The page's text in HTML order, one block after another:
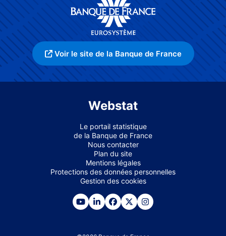
Voir le site de la Banque de France
Webstat
Le portail statistique
de la Banque de France
Nous contacter
Plan du site
Mentions légales
Protections des données personnelles
Gestion des cookies